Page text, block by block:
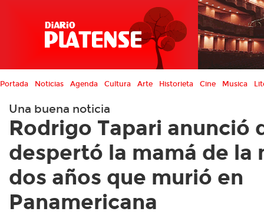
Portada Noticias Agenda Cultura Arte Historieta Cine Musica
Una buena noticia
Rodrigo Tapari anunció
despertó la mamá de la
dos años que murió en
Panamericana